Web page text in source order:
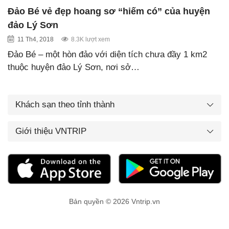
Đảo Bé vẻ đẹp hoang sơ “hiếm có” của huyện
đảo Lý Sơn
11 Th4, 2018 8.3K lượt xem
Đảo Bé – một hòn đảo với diện tích chưa đầy 1 km2
thuộc huyện đảo Lý Sơn, nơi sở…
Khách sạn theo tỉnh thành
Giới thiệu VNTRIP
Bản quyền © 2026 Vntrip.vn